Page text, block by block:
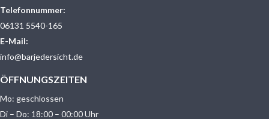
Telefonnummer:
06131 5540-165
E-Mail:
info@barjedersicht.de
ÖFFNUNGSZEITEN
Mo: geschlossen
Di – Do: 18:00 – 00:00 Uhr